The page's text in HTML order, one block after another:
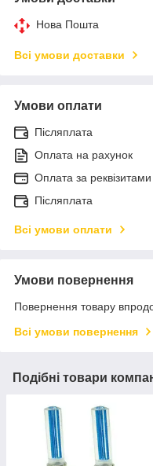
Нова Пошта
Всі умови доставки
Умови оплати
Післяплата
Оплата на рахунок
Оплата за реквізитами
Післяплата
Всі умови оплати
Умови повернення
Повернення товару
Всі умови повернення
Подібні товари